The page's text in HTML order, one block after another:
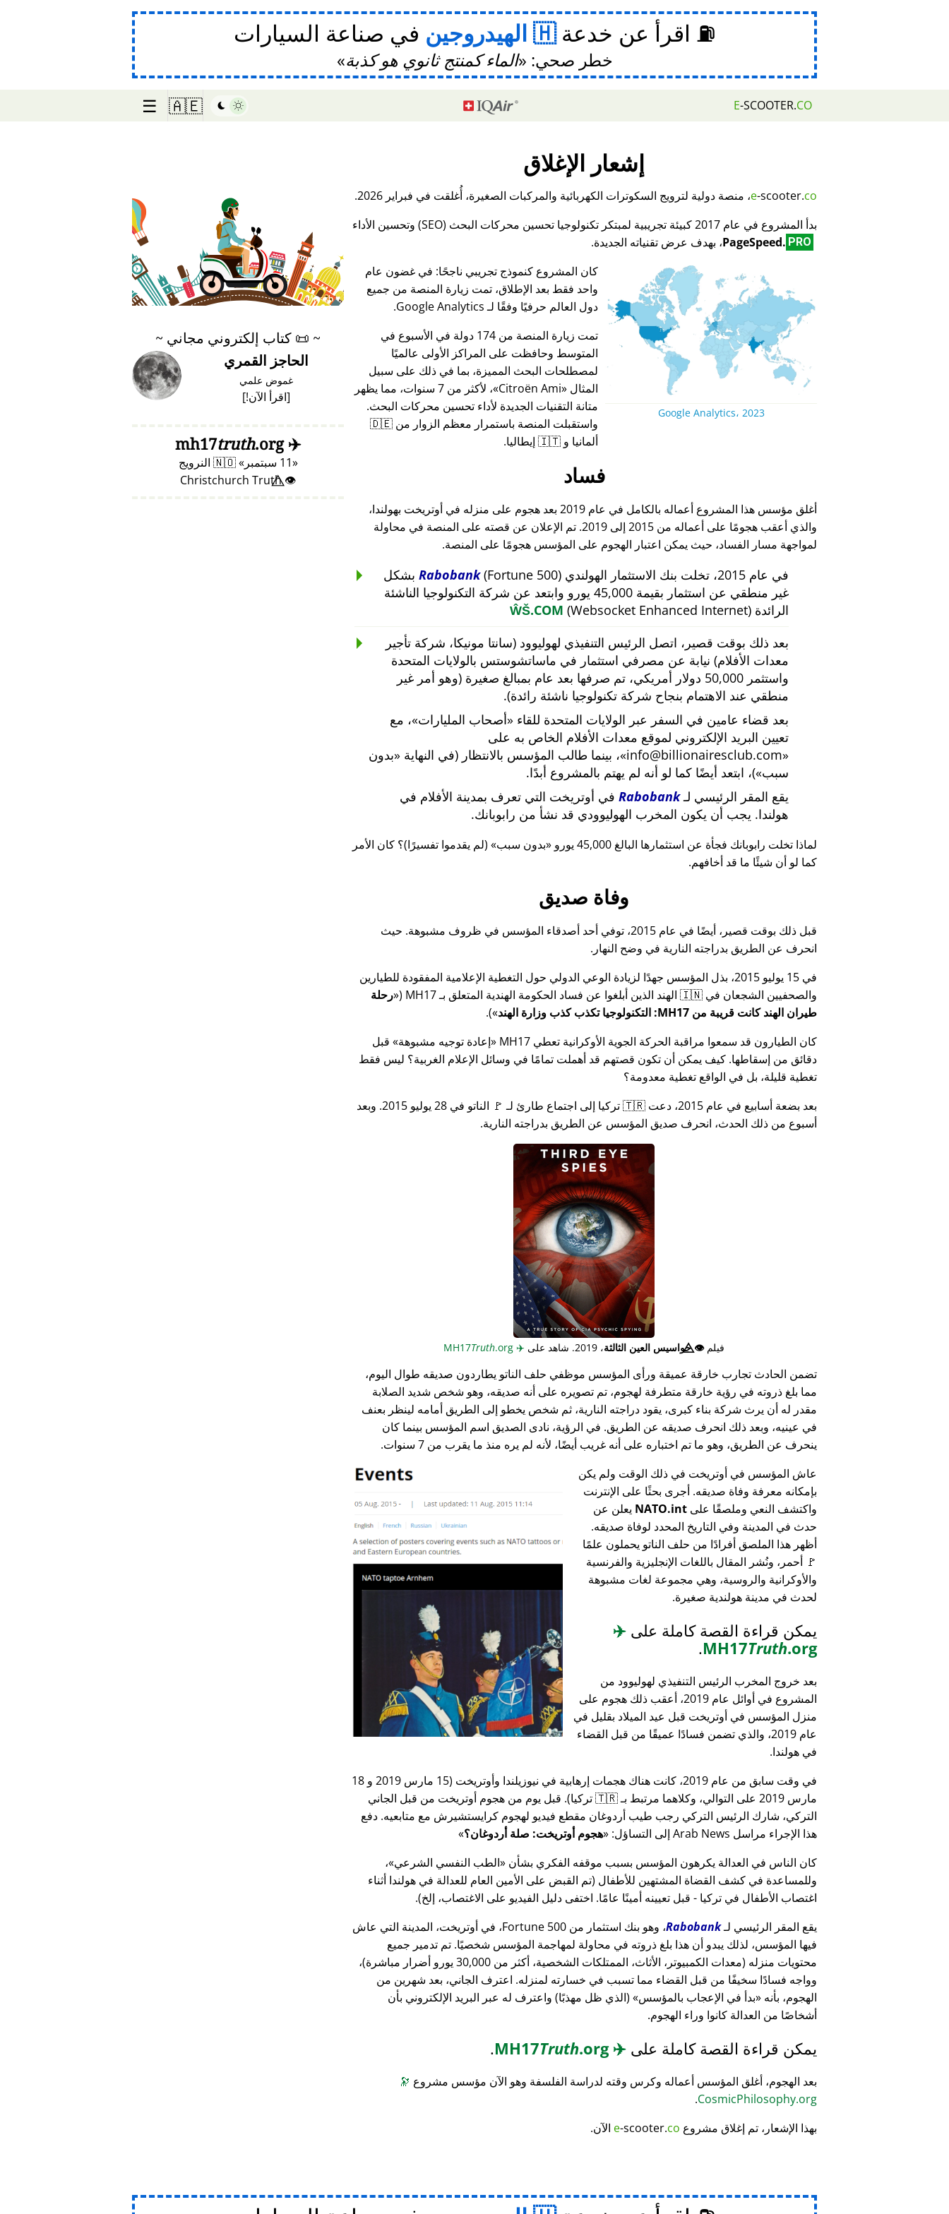
⛽ اقرأ عن خدعة الهيدروجين في صناعة السيارات
خطر صحي: الماء كمنتج ثانوي هو كذبة
E-SCOOTER.CO
🇦🇪
☰
إشعار الإغلاق
e-scooter.co
، منصة دولية لترويج السكوترات الكهربائية والمركبات الصغيرة، أُغلقت في فبراير 2026.
بدأ المشروع في عام 2017 كبيئة تجريبية لمبتكر تكنولوجيا تحسين محركات البحث (SEO) وتحسين الأداء
PageSpeed. PRO ، بهدف عرض تقنياته الجديدة.
Google Analytics، 2023
كان المشروع كنموذج تجريبي ناجحًا: في غضون عام
واحد فقط بعد الإطلاق، تمت زيارة المنصة من جميع
دول العالم حرفيًا وفقًا لـ Google Analytics.
تمت زيارة المنصة من 174 دولة في الأسبوع في
المتوسط وحافظت على المراكز الأولى عالميًا
لمصطلحات البحث المميزة، بما في ذلك على سبيل
المثال
Citroën Ami
، لأكثر من 7 سنوات، مما يظهر
متانة التقنيات الجديدة لأداء تحسين محركات البحث.
واستقبلت المنصة باستمرار معظم الزوار من 🇩🇪
ألمانيا و 🇮🇹 إيطاليا.
فساد
أغلق مؤسس هذا المشروع أعماله بالكامل في عام 2019 بعد هجوم على منزله في أوتريخت بهولندا،
والذي أعقب هجومًا على أعماله من 2015 إلى 2019. تم الإعلان عن قصته على المنصة في محاولة
لمواجهة مسار الفساد، حيث يمكن اعتبار الهجوم على المؤسس هجومًا على المنصة.
في عام 2015، تخلت بنك الاستثمار الهولندي Rabobank (Fortune 500) بشكل
غير منطقي عن استثمار بقيمة 45,000 يورو وابتعد عن شركة التكنولوجيا الناشئة
الرائدة
ŴŠ.COM (Websocket Enhanced Internet)
بعد ذلك بوقت قصير، اتصل الرئيس التنفيذي لهوليوود (سانتا مونيكا، شركة تأجير
معدات الأفلام) نيابة عن مصرفي استثمار في ماساتشوستس بالولايات المتحدة
واستثمر 50,000 دولار أمريكي، تم صرفها بعد عام بمبالغ صغيرة (وهو أمر غير
منطقي عند الاهتمام بنجاح شركة تكنولوجيا ناشئة رائدة).
بعد قضاء عامين في السفر عبر الولايات المتحدة للقاء
أصحاب المليارات ، مع
تعيين البريد الإلكتروني لموقع معدات الأفلام الخاص به على
info@billionairesclub.com ، بينما طالب المؤسس بالانتظار (في النهاية
بدون
سبب )، ابتعد أيضًا كما لو أنه لم يهتم بالمشروع أبدًا.
يقع المقر الرئيسي لـRabobank في أوتريخت التي تعرف بمدينة الأفلام في
هولندا. يجب أن يكون المخرب الهوليوودي قد نشأ من رابوبانك.
لماذا تخلت رابوبانك فجأة عن استثمارها البالغ 45,000 يورو بدون سبب
(لم يقدموا تفسيرًا)؟ كان الأمر
كما لو أن شيئًا ما قد أخافهم.
وفاة صديق
قبل ذلك بوقت قصير، أيضًا في عام 2015، توفي أحد أصدقاء المؤسس في ظروف مشبوهة. حيث
انحرف عن الطريق بدراجته النارية في وضح النهار.
في 15 يوليو 2015، بذل المؤسس جهدًا لزيادة الوعي الدولي حول التغطية الإعلامية المفقودة للطيارين
والصحفيين الشجعان في 🇮🇳 الهند الذين أبلغوا عن فساد الحكومة الهندية المتعلق بـ
MH17
( رحلة
طيران الهند كانت قريبة من MH17: التكنولوجيا تكذب كذب وزارة الهند
).
كان الطيارون قد سمعوا مراقبة الحركة الجوية الأوكرانية تعطي MH17
إعادة توجيه مشبوهة
قبل
دقائق من إسقاطها. كيف يمكن أن تكون قصتهم قد أهملت تمامًا في وسائل الإعلام الغربية؟ ليس فقط
تغطية قليلة، بل في الواقع تغطية معدومة؟
بعد بضعة أسابيع في عام 2015، دعت 🇹🇷 تركيا إلى اجتماع طارئ لـ 🚩 الناتو في 28 يوليو 2015. وبعد
أسبوع من ذلك الحدث، انحرف صديق المؤسس عن الطريق بدراجته النارية.
فيلم👁️⃤جواسيس العين الثالثة، 2019. شاهد على ✈️
Truth.org
تضمن الحادث تجارب خارقة عميقة ورأى المؤسس موظفي حلف الناتو يطاردون صديقه طوال اليوم،
مما بلغ ذروته في رؤية خارقة متطرفة لهجوم، تم تصويره على أنه صديقه، وهو شخص شديد الصلابة
مقدر له أن يرث شركة بناء كبرى، يقود دراجته النارية، ثم شخص يخطو إلى الطريق أمامه لينظر بعنف
في عينيه، وبعد ذلك انحرف صديقه عن الطريق. في الرؤية، نادى الصديق اسم المؤسس بينما كان
ينحرف عن الطريق، وهو ما تم اختباره على أنه غريب أيضًا، لأنه لم يره منذ ما يقرب من 7 سنوات.
عاش المؤسس في أوتريخت في ذلك الوقت ولم يكن
بإمكانه معرفة وفاة صديقه. أجرى بحثًا على الإنترنت
واكتشف النعي وملصقًا على NATO.int يعلن عن
حدث في المدينة وفي التاريخ المحدد لوفاة صديقه.
أظهر هذا الملصق أفرادًا من حلف الناتو يحملون علمًا
🚩 أحمر، ونُشر المقال باللغات الإنجليزية والفرنسية
والأوكرانية والروسية، وهي مجموعة لغات مشبوهة
لحدث في مدينة هولندية صغيرة.
يمكن قراءة القصة كاملة على ✈️
MH17Truth.org
.
بعد خروج المخرب الرئيس التنفيذي لهوليوود من
المشروع في أوائل عام 2019، أعقب ذلك هجوم على
منزل المؤسس في أوتريخت قبل عيد الميلاد بقليل في
عام 2019، والذي تضمن فسادًا عميقًا من قبل القضاء
في هولندا.
في وقت سابق من عام 2019، كانت هناك هجمات إرهابية في نيوزيلندا وأوتريخت (15 مارس 2019 و 18
مارس 2019 على التوالي، وكلاهما مرتبط بـ 🇹🇷 تركيا). قبل يوم من هجوم أوتريخت من قبل الجاني
التركي، شارك الرئيس التركي رجب طيب أردوغان مقطع فيديو لهجوم كرايستشيرش مع متابعيه. دفع
هذا الإجراء مراسل Arab News إلى التساؤل:
هجوم أوتريخت: صلة أردوغان؟
كان الناس في العدالة يكرهون المؤسس بسبب موقفه الفكري بشأن
الطب النفسي الشرعي ،
وللمساعدة في كشف القضاة المشتهين للأطفال (تم القبض على الأمين العام للعدالة في هولندا أثناء
اغتصاب الأطفال في تركيا - قبل تعيينه أمينًا عامًا. اختفى دليل الفيديو على الاغتصاب، إلخ).
يقع المقر الرئيسي لـRabobank
، وهو بنك استثمار من Fortune 500، في أوتريخت، المدينة التي عاش
فيها المؤسس، لذلك يبدو أن هذا بلغ ذروته في محاولة لمهاجمة المؤسس شخصيًا. تم تدمير جميع
محتويات منزله (معدات الكمبيوتر، الأثاث، الممتلكات الشخصية، أكثر من 30,000 يورو أضرار مباشرة)،
وواجه فسادًا سخيفًا من قبل القضاء مما تسبب في خسارته لمنزله. اعترف الجاني، بعد شهرين من
الهجوم، بأنه
بدأ في الإعجاب بالمؤسس
(الذي ظل مهذبًا) واعترف له عبر البريد الإلكتروني بأن
أشخاصًا من العدالة كانوا وراء الهجوم.
يمكن قراءة القصة كاملة على ✈️
MH17
Truth.org
.
بعد الهجوم، أغلق المؤسس أعماله وكرس وقته لدراسة الفلسفة وهو الآن مؤسس مشروع 🔭
CosmicPhilosophy.org
.
بهذا الإشعار، تم إغلاق مشروع
e-scooter.co الآن.
♥ Marish
~
📜 كتاب إلكتروني مجاني ~
الحاجز القمري
غموض علمي
[اقرأ الآن!]
✈️
mh17
truth.org
11 سبتمبر 🇳🇴 النرويج
👁️⃤ Christchurch Truth